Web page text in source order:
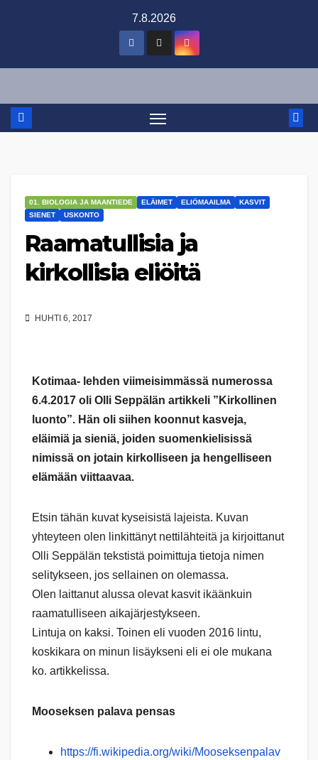
7.8.2026
01. BIOLOGIA JA MAANTIEDE ELÄIMET ELIÖMAAILMA
KASVIT
SIENET
USKONTO
Raamatullisia ja
kirkollisia eliöitä
HUHTI 6, 2017
Kotimaa- lehden viimeisimmässä numerossa
6.4.2017 oli Olli Seppälän artikkeli ”Kirkollinen
luonto”. Hän oli siihen koonnut kasveja,
eläimiä ja sieniä, joiden suomenkielisissä
nimissä on jotain kirkolliseen ja hengelliseen
elämään viittaavaa.
Etsin tähän kuvat kyseisistä lajeista. Kuvan
yhteyteen olen linkittänyt nettilähteitä ja kirjoittanut
Olli Seppälän tekstistä poimittuja tietoja nimen
selitykseen, jos sellainen on olemassa.
Olen laittanut alussa olevat kasvit ikäänkuin
raamatulliseen aikajärjestykseen.
Lintuja on kaksi. Toinen eli vuoden 2016 lintu,
koskikara on minun lisäykseni eli ei ole mukana
ko. artikkelissa.
Mooseksen palava pensas
https://fi.wikipedia.org/wiki/Mooseksenpalav